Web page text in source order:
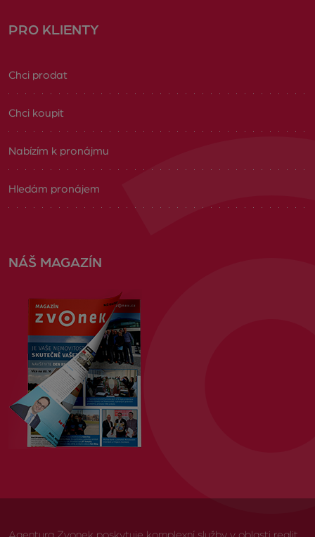
PRO KLIENTY
Chci prodat
Chci koupit
Nabízím k pronájmu
Hledám pronájem
NÁŠ MAGAZÍN
Agentura Zvonek poskytuje komplexní služby v oblasti realit,